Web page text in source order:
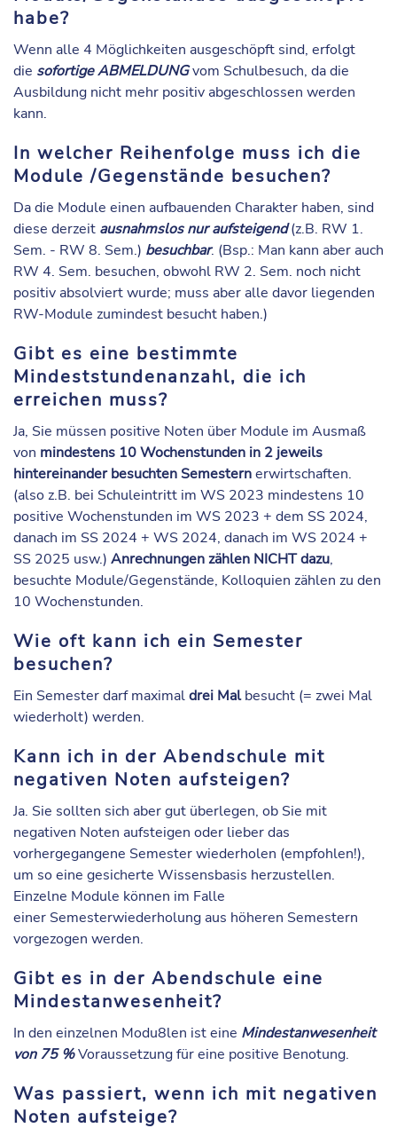
habe?
Wenn alle 4 Möglichkeiten ausgeschöpft sind, erfolgt
die sofortige ABMELDUNGvom Schulbesuch, da die
Ausbildung nicht mehr positiv abgeschlossen werden
kann.
In welcher Reihenfolge muss ich die
Module /Gegenstände besuchen?
Da die Module einen aufbauenden Charakter haben, sind
diese derzeit ausnahmslos nur aufsteigend(z.B. RW 1.
Sem. - RW 8. Sem.) besuchbar. (Bsp.: Man kann aber auch
RW 4. Sem. besuchen, obwohl RW 2. Sem. noch nicht
positiv absolviert wurde; muss aber alle davor liegenden
RW-Module zumindest besucht haben.)
Gibt es eine bestimmte
Mindeststundenanzahl, die ich
erreichen muss?
Ja, Sie müssen positive Noten über Module im Ausmaß
von mindestens 10 Wochenstunden in 2 jeweils
hintereinander besuchten Semesternerwirtschaften.
(also z.B. bei Schuleintritt im WS 2023 mindestens 10
positive Wochenstunden im WS 2023 + dem SS 2024,
danach im SS 2024 + WS 2024, danach im WS 2024 +
SS 2025 usw.) Anrechnungen zählen NICHT dazu,
besuchte Module/Gegenstände, Kolloquien zählen zu den
10 Wochenstunden.
Wie oft kann ich ein Semester
besuchen?
Ein Semester darf maximaldrei Malbesucht (= zwei Mal
wiederholt) werden.
Kann ich in der Abendschule mit
negativen Noten aufsteigen?
Ja. Sie sollten sich aber gut überlegen, ob Sie mit
negativen Noten aufsteigen oder lieber das
vorhergegangene Semester wiederholen (empfohlen!),
um so eine gesicherte Wissensbasis herzustellen.
Einzelne Module können im Falle
einer Semesterwiederholung aus höheren Semestern
vorgezogen werden.
Gibt es in der Abendschule eine
Mindestanwesenheit?
In den einzelnen Modu8len ist eine Mindestanwesenheit
von 75 %Voraussetzung für eine positive Benotung.
Was passiert, wenn ich mit negativen
Noten aufsteige?